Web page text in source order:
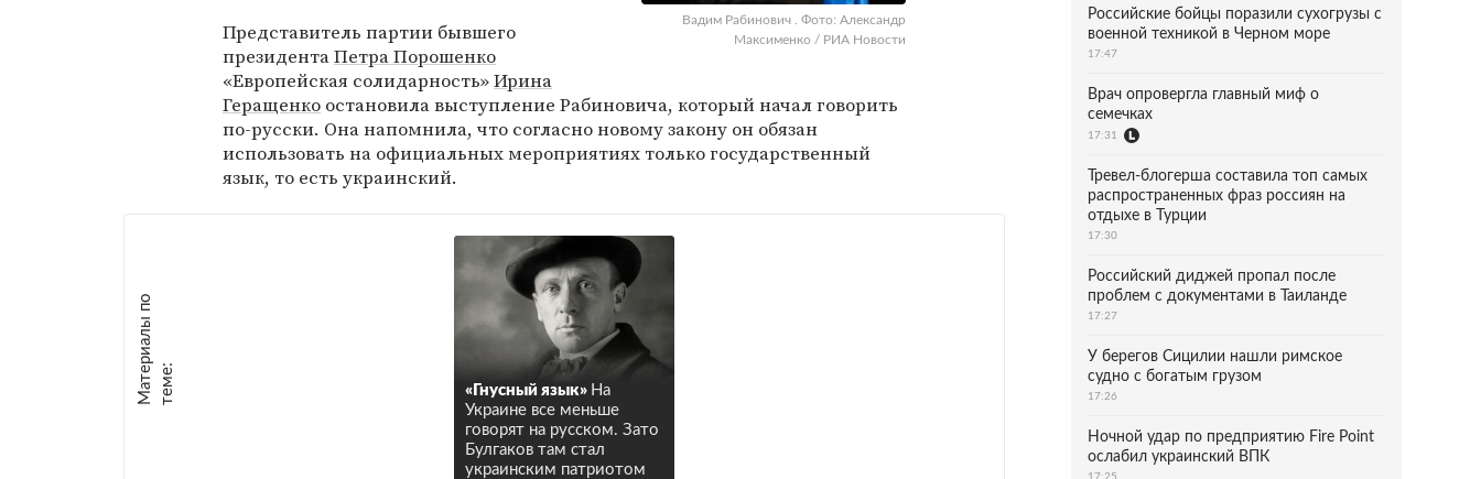
Вадим Рабинович . Фото: Александр
Максименко / РИА Новости
Представитель партии бывшего
президентаПетра Порошенко
«Европейская солидарность»Ирина
Геращенко остановила выступление Рабиновича, который начал говорить
по-русски. Она напомнила, что согласно новому закону он обязан
использовать на официальных мероприятиях только государственный
язык, то есть украинский.
М
а
т е
р
и
а
л
ы
п
о
т
е
м
е : «Гнусный язык» На
Украине все меньше
говорят на русском. Зато
Булгаков там стал
украинским патриотом
Российские бойцы поразили сухогрузы с
военной техникой в Черном море
17:47
Врач опровергла главный миф о
семечках
17:31
Тревел-блогерша составила топ самых
распространенных фраз россиян на
отдыхе в Турции
17:30
Российский диджей пропал после
проблем с документами в Таиланде
17:27
У берегов Сицилии нашли римское
судно с богатым грузом
17:26
Ночной удар по предприятию Fire Point
ослабил украинский ВПК
17:25